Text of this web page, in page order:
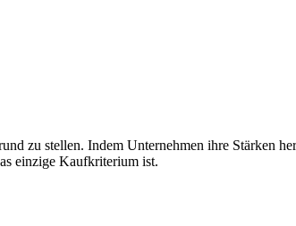
zu stellen. Indem Unternehmen ihre Stärken
einzige Kaufkriterium ist.